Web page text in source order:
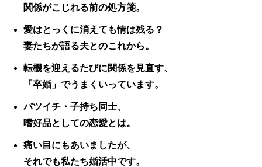
関係がこじれる前の処方箋。
愛はとっくに消えても情は残る？
妻たちが語る夫とのこれから。
転機を迎えるたびに関係を見直す、
「卒婚」でうまくいっています。
バツイチ・子持ち同士、
嗜好品としての恋愛とは。
痛い目にもあいましたが、
それでも私たち婚活中です。